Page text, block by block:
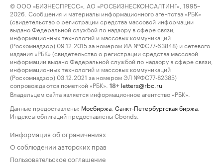
© ООО «БИЗНЕСПРЕСС», АО «РОСБИЗНЕСКОНСАЛТИНГ», 1995–
2026. Сообщения и материалы информационного агентства «РБК»
(свидетельство о регистрации средства массовой информации
выдано Федеральной службой по надзору в сфере связи,
информационных технологий и массовых коммуникаций
(Роскомнадзор) 09.12.2015 за номером ИА №ФС77-63848) и сетевого
издания «РБК» (свидетельство о регистрации средства массовой
информации выдано Федеральной службой по надзору в сфере связи,
информационных технологий и массовых коммуникаций
(Роскомнадзор) 03.12.2021 за номером ЭЛ №ФС77-82385)
сопровождаются пометкой «РБК».
18+ letters@rbc.ru
Владельцем сайта является информационное агентство «РБК».
Данные предоставлены: Мосбиржа Санкт-Петербургская биржа
Индексы облигаций предоставлены Cbonds.
Информация об ограничениях
О соблюдении авторских прав
Пользовательское соглашение